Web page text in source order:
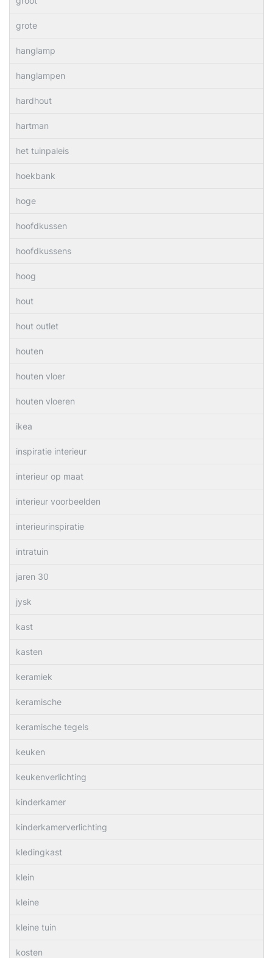
grote
hanglamp
hanglampen
hardhout
hartman
het tuinpaleis
hoekbank
hoge
hoofdkussen
hoofdkussens
hoog
hout
hout outlet
houten
houten vloer
houten vloeren
ikea
inspiratie interieur
interieur op maat
interieur voorbeelden
interieurinspiratie
intratuin
jaren 30
jysk
kast
kasten
keramiek
keramische
keramische tegels
keuken
keukenverlichting
kinderkamer
kinderkamerverlichting
kledingkast
klein
kleine
kleine tuin
kosten